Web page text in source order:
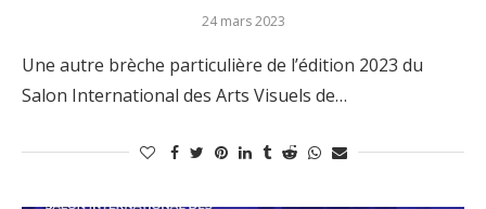
24 mars 2023
Une autre brèche particulière de l’édition 2023 du
Salon International des Arts Visuels de…